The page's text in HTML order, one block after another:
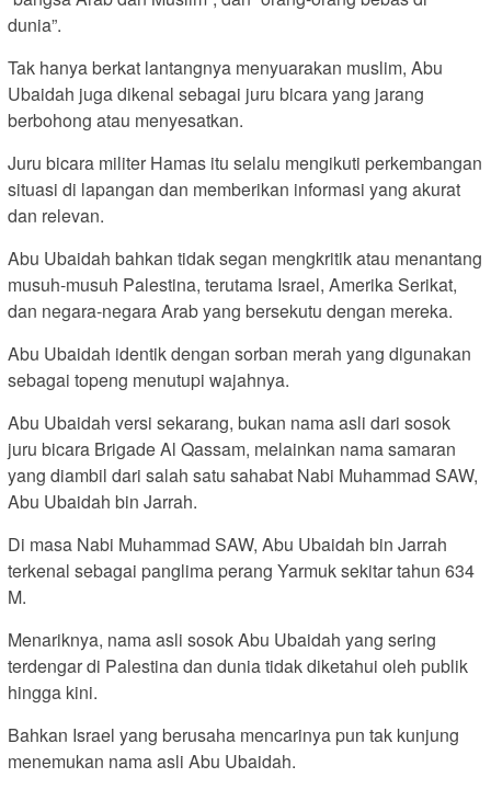
dunia”.
Tak hanya berkat lantangnya menyuarakan muslim, Abu
Ubaidah juga dikenal sebagai juru bicara yang jarang
berbohong atau menyesatkan.
Juru bicara militer Hamas itu selalu mengikuti perkembangan
situasi di lapangan dan memberikan informasi yang akurat
dan relevan.
Abu Ubaidah bahkan tidak segan mengkritik atau menantang
musuh-musuh Palestina, terutama Israel, Amerika Serikat,
dan negara-negara Arab yang bersekutu dengan mereka.
Abu Ubaidah identik dengan sorban merah yang digunakan
sebagai topeng menutupi wajahnya.
Abu Ubaidah versi sekarang, bukan nama asli dari sosok
juru bicara Brigade Al Qassam, melainkan nama samaran
yang diambil dari salah satu sahabat Nabi Muhammad SAW,
Abu Ubaidah bin Jarrah.
Di masa Nabi Muhammad SAW, Abu Ubaidah bin Jarrah
terkenal sebagai panglima perang Yarmuk sekitar tahun 634
M.
Menariknya, nama asli sosok Abu Ubaidah yang sering
terdengar di Palestina dan dunia tidak diketahui oleh publik
hingga kini.
Bahkan Israel yang berusaha mencarinya pun tak kunjung
menemukan nama asli Abu Ubaidah.